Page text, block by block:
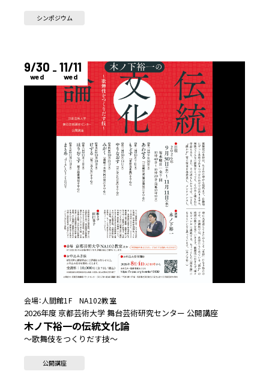
シンポジウム
9/30
wed
11/11
wed
会場： 人間館1F NA102教室
2026年度 京都芸術大学 舞台芸術研究センター 公開講座
木ノ下裕一の伝統文化論
～歌舞伎をつくりだす技～
公開講座